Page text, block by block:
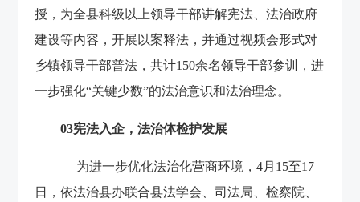
授，为全县科级以上领导干部讲解宪法、法治政府
建设等内容，开展以案释法，并通过视频会形式对
乡镇领导干部普法，共计150余名领导干部参训，进
一步强化“关键少数”的法治意识和法治理念。
03宪法入企，法治体检护发展
为进一步优化法治化营商环境，4月15至17
日，依法治县办联合县法学会、司法局、检察院、